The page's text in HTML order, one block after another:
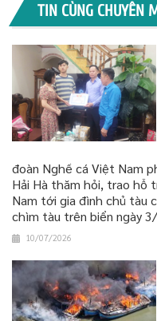
TIN CÙNG CHUYÊN
đoàn Nghề cá Việt Nam
Hải Hà thăm hỏi, trao hỗ
Nam tới gia đình chủ tàu
chìm tàu trên biển ngày
10/07/2026